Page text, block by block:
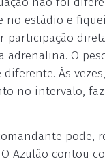
no estádio e
participação
adrenalina. O
Às
no intervalo,
pode,
Azulão contou